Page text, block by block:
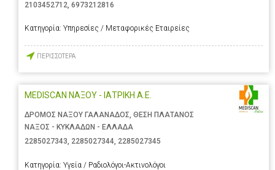
2103452712, 6973212816
Κατηγορία: Υπηρεσίες / Μεταφορικές Εταιρείες
ΠΕΡΙΣΣΟΤΕΡΑ
MEDISCAN ΝΑΞΟΥ - ΙΑΤΡΙΚΗ Α.Ε.
ΔΡΟΜΟΣ ΝΑΞΟΥ ΓΑΛΑΝΑΔΟΣ, ΘΕΣΗ ΠΛΑΤΑΝΟΣ
ΝΑΞΟΣ - ΚΥΚΛΑΔΩΝ - ΕΛΛΑΔΑ
2285027343, 2285027344, 2285027345
Κατηγορία: Υγεία / Ραδιολόγοι-Ακτινολόγοι